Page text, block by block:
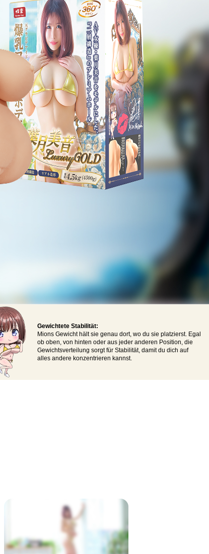
Gewichtete Stabilität:
Mions Gewicht hält sie genau dort, wo du sie platzierst. Egal
ob oben, von hinten oder aus jeder anderen Position, die
Gewichtsverteilung sorgt für Stabilität, damit du dich auf
alles andere konzentrieren kannst.